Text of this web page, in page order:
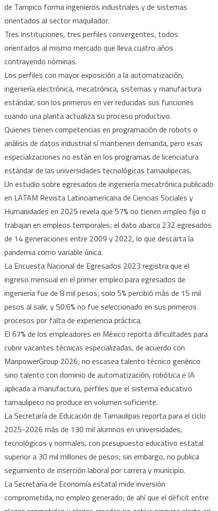
de Tampico forma ingenieros industriales y de sistemas
orientados al sector maquilador.
Tres instituciones, tres perfiles convergentes, todos
orientados al mismo mercado que lleva cuatro años
contrayendo nóminas.
Los perfiles con mayor exposición a la automatización,
ingeniería electrónica, mecatrónica, sistemas y manufactura
estándar, son los primeros en ver reducidas sus funciones
cuando una planta actualiza su proceso productivo.
Quienes tienen competencias en programación de robots o
análisis de datos industrial sí mantienen demanda, pero esas
especializaciones no están en los programas de licenciatura
estándar de las universidades tecnológicas tamaulipecas.
Un estudio sobre egresados de ingeniería mecatrónica publicado
en LATAM Revista Latinoamericana de Ciencias Sociales y
Humanidades en 2025 revela que 57% no tienen empleo fijo o
trabajan en empleos temporales; el dato abarca 232 egresados
de 14 generaciones entre 2009 y 2022, lo que descarta la
pandemia como variable única.
La Encuesta Nacional de Egresados 2023 registra que el
ingreso mensual en el primer empleo para egresados de
ingeniería fue de 8 mil pesos; solo 5% percibió más de 15 mil
pesos al salir, y 50.6% no fue seleccionado en sus primeros
procesos por falta de experiencia práctica.
El 67% de los empleadores en México reporta dificultades para
cubrir vacantes técnicas especializadas, de acuerdo con
ManpowerGroup 2026; no escasea talento técnico genérico
sino talento con dominio de automatización, robótica e IA
aplicada a manufactura, perfiles que el sistema educativo
tamaulipeco no produce en volumen suficiente.
La Secretaría de Educación de Tamaulipas reporta para el ciclo
2025-2026 más de 130 mil alumnos en universidades,
tecnológicos y normales, con presupuesto educativo estatal
superior a 30 mil millones de pesos; sin embargo, no publica
seguimiento de inserción laboral por carrera y municipio.
La Secretaría de Economía estatal mide inversión
comprometida, no empleo generado; de ahí que el déficit entre